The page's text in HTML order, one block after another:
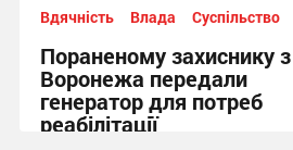
Вдячність Влада Суспільство
Пораненому захиснику з
Воронежа передали
генератор для потреб
реабілітації